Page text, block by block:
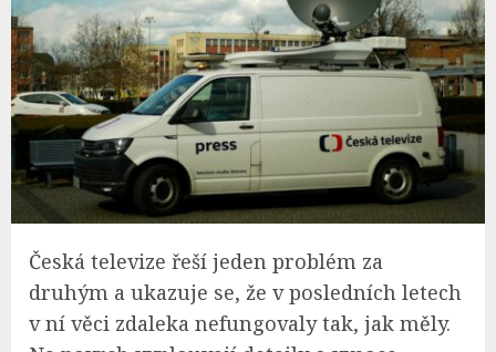
Česká televize řeší jeden problém za
druhým a ukazuje se, že v posledních letech
v ní věci zdaleka nefungovaly tak, jak měly.